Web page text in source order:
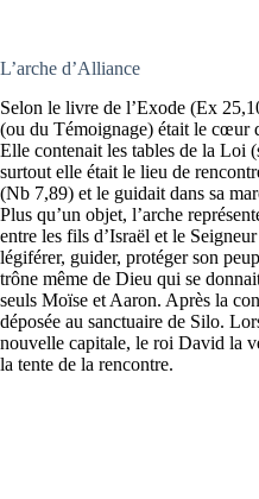
L’arche d’Alliance
Selon le livre de l’Exode (Ex
(ou du Témoignage) était le cœur
Elle contenait les tables de la Loi
surtout elle était le lieu de
(Nb 7,89) et le guidait dans sa
Plus qu’un objet, l’arche
entre les fils d’Israël et le
légiférer, guider, protéger son
trône même de Dieu qui se
seuls Moïse et Aaron. Après la
déposée au sanctuaire de Silo.
nouvelle capitale, le roi David la
la tente de la rencontre.